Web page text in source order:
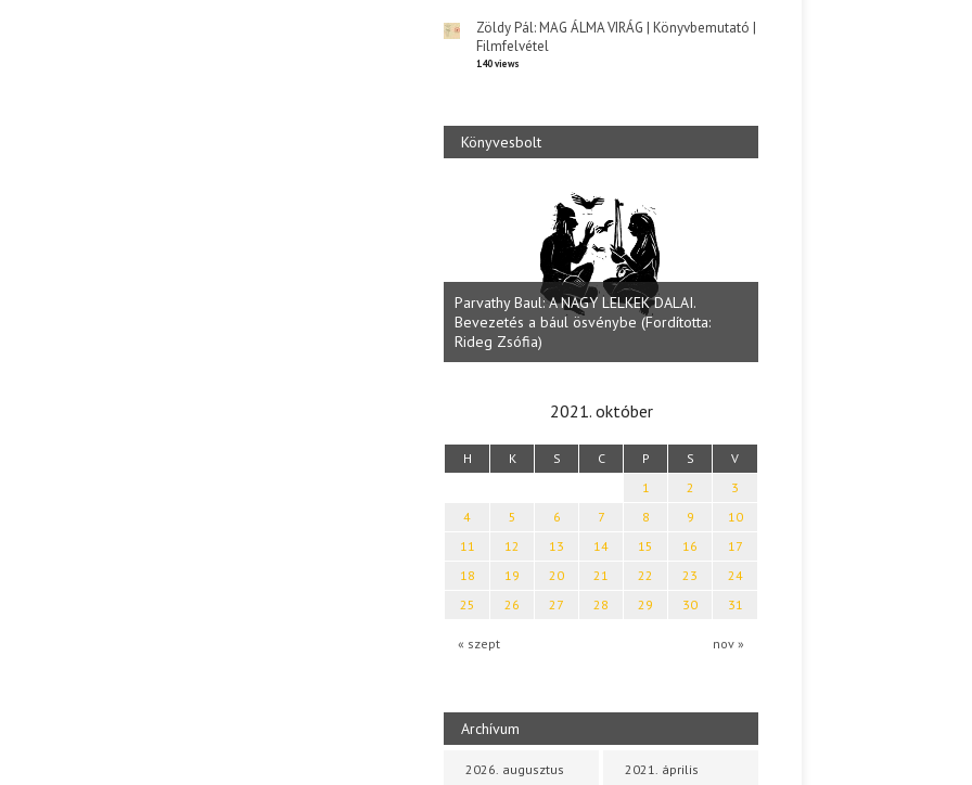
Zöldy Pál: MAG ÁLMA VIRÁG | Könyvbemutató |
Filmfelvétel
140 views
Könyvesbolt
Parvathy Baul: A NAGY LELKEK DALAI.
Bevezetés a bául ösvénybe (Fordította:
Rideg Zsófia)
2021. október
H K S C P S V
« szept nov »
1 2
3
4
5 6 7 8 9
10
11
12 13 14 15 16
17
18
19 20 21 22 23
24
25
26 27 28 29 30 31
Archívum
2026. augusztus 2021. április